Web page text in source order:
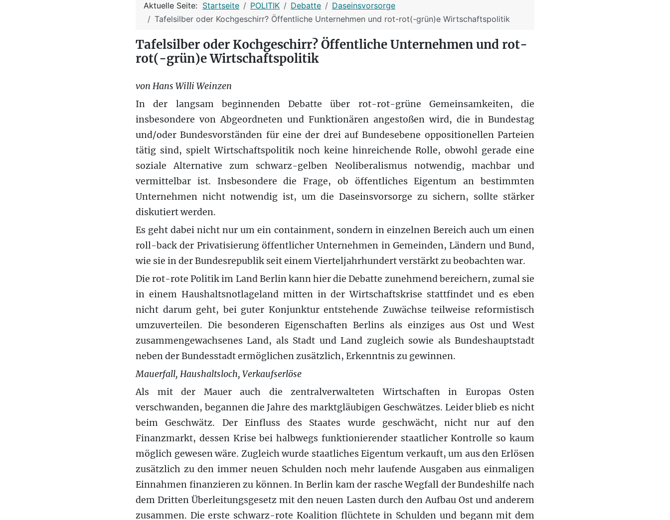
Aktuelle Seite: Startseite POLITIK Debatte
Daseinsvorsorge
Tafelsilber oder Kochgeschirr? Öffentliche Unternehmen und rot-rot(-grün)e Wirtschaftspolitik
Tafelsilber oder Kochgeschirr? Öffentliche Unternehmen und rot-
rot(-grün)e Wirtschaftspolitik
von Hans Willi Weinzen
In der langsam beginnenden Debatte über rot-rot-grüne Gemeinsamkeiten, die
insbesondere von Abgeordneten und Funktionären angestoßen wird, die in Bundestag
und/oder Bundesvorständen für eine der drei auf Bundesebene oppositionellen Parteien
tätig sind, spielt Wirtschaftspolitik noch keine hinreichende Rolle, obwohl gerade eine
soziale Alternative zum schwarz-gelben Neoliberalismus notwendig, machbar und
vermittelbar ist. Insbesondere die Frage, ob öffentliches Eigentum an bestimmten
Unternehmen nicht notwendig ist, um die Daseinsvorsorge zu sichern, sollte stärker
diskutiert werden.
Es geht dabei nicht nur um ein containment, sondern in einzelnen Bereich auch um einen
roll-back der Privatisierung öffentlicher Unternehmen in Gemeinden, Ländern und Bund,
wie sie in der Bundesrepublik seit einem Vierteljahrhundert verstärkt zu beobachten war.
Die rot-rote Politik im Land Berlin kann hier die Debatte zunehmend bereichern, zumal sie
in einem Haushaltsnotlageland mitten in der Wirtschaftskrise stattfindet und es eben
nicht darum geht, bei guter Konjunktur entstehende Zuwächse teilweise reformistisch
umzuverteilen. Die besonderen Eigenschaften Berlins als einziges aus Ost und West
zusammengewachsenes Land, als Stadt und Land zugleich sowie als Bundeshauptstadt
neben der Bundesstadt ermöglichen zusätzlich, Erkenntnis zu gewinnen.
Mauerfall, Haushaltsloch, Verkaufserlöse
Als mit der Mauer auch die zentralverwalteten Wirtschaften in Europas Osten
verschwanden, begannen die Jahre des marktgläubigen Geschwätzes. Leider blieb es nicht
beim Geschwätz. Der Einfluss des Staates wurde geschwächt, nicht nur auf den
Finanzmarkt, dessen Krise bei halbwegs funktionierender staatlicher Kontrolle so kaum
möglich gewesen wäre. Zugleich wurde staatliches Eigentum verkauft, um aus den Erlösen
zusätzlich zu den immer neuen Schulden noch mehr laufende Ausgaben aus einmaligen
Einnahmen finanzieren zu können. In Berlin kam der rasche Wegfall der Bundeshilfe nach
dem Dritten Überleitungsgesetz mit den neuen Lasten durch den Aufbau Ost und anderem
zusammen. Die erste schwarz-rote Koalition flüchtete in Schulden und begann mit dem